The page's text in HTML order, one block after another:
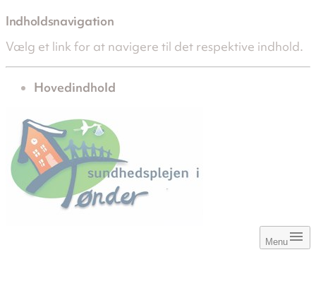
Indholdsnavigation
Vælg et link for at navigere til det respektive indhold.
gå til
Hovedindhold
Menu